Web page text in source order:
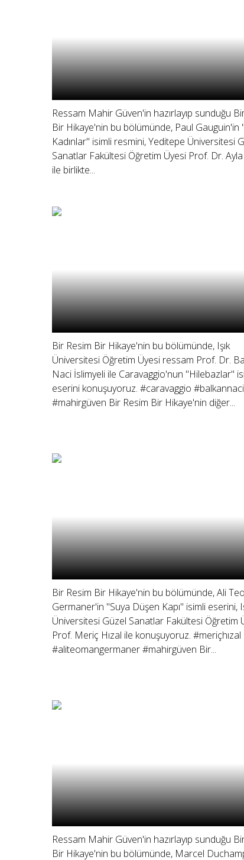
Ressam Mahir Güven'in hazırlayıp sunduğu
Bir Hikaye'nin bu bölümünde, Paul Gauguin'in
Kadınlar" isimli resmini, Yeditepe Üniversitesi
Sanatlar Fakültesi Öğretim Üyesi Prof. Dr.
ile birlikte...
Bir Resim Bir Hikaye'nin bu bölümünde, Işık
Üniversitesi Öğretim Üyesi ressam Prof. Dr.
Naci İslimyeli ile Caravaggio'nun "Hilebazlar"
eserini konuşuyoruz. #caravaggio
#mahirgüven Bir Resim Bir Hikaye'nin diğer...
Bir Resim Bir Hikaye'nin bu bölümünde, Ali
Germaner'in "Suya Düşen Kapı" isimli eserini,
Üniversitesi Güzel Sanatlar Fakültesi Öğretim
Prof. Meriç Hızal ile konuşuyoruz. #meriçhızal
#aliteomangermaner #mahirgüven Bir...
Ressam Mahir Güven'in hazırlayıp sunduğu
Bir Hikaye'nin bu bölümünde, Marcel